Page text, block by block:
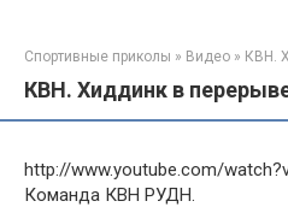
Спортивные приколы » Видео » КВН.
КВН. Хиддинк в
http://www.youtube.com/
Команда КВН РУДН.